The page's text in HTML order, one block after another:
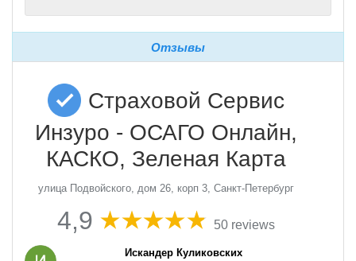
Отзывы
Страховой Сервис
Инзуро - ОСАГО Онлайн,
КАСКО, Зеленая Карта
улица Подвойского, дом 26, корп 3, Санкт-Петербург
4,9 50 reviews
Искандер Куликовских